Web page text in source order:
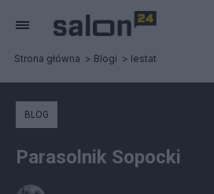
Strona główna Blogi lestat
BLOG
Parasolnik Sopocki